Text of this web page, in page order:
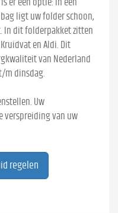
er één optie: in een
ligt uw folder schoon,
In dit folderpakket zitten
en Aldi. Dit
van Nederland
m dinsdag.
Uw
verspreiding van uw
regelen